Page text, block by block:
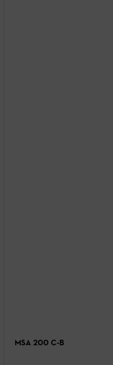
MSA 200 C-B